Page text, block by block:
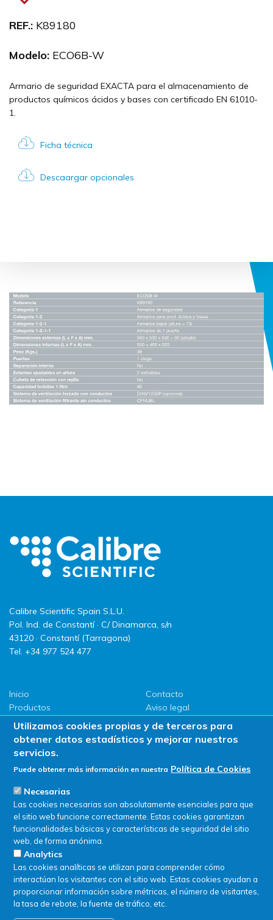
REF.: K89180
Modelo: ECO6B-W
Armario de seguridad EXACTA para el almacenamiento de
productos químicos ácidos y bases con certificado EN 61010-
1.
Ficha técnica
Descaargar opcionales
Calibre Scientific Spain S.L.U.
Pol. Ind. de Constantí · C/ Dinamarca, s/n
43120 · Constantí (Tarragona)
Tel. +34 977 524 477
Inicio
Productos
LLG
Promociones
ServiSAT
Contacto
Aviso legal
Política de privacidad
Política de Cookies
Utilizamos cookies propias y de terceros para
obtener datos estadísticos y mejorar nuestros
servicios.
Puede obtener más información en nuestra Política de Cookies
Necesarias
Las cookies necesarias son absolutamente esenciales para que
el sitio web funcione correctamente. Estas cookies garantizan
funcionalidades básicas y características de seguridad del sitio
web, de forma anónima.
Analytics
Las cookies analíticas se utilizan para comprender cómo
interactúan los visitantes con el sitio web. Estas cookies ayudan a
proporcionar información sobre métricas, el número de visitantes,
la tasa de rebote, la fuente de tráfico, etc.